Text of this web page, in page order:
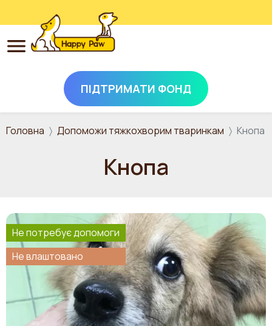
Перейти до основного вмісту
ПІДТРИМАТИ ФОНД
Головна Допоможи тяжкохворим тваринкам Кнопа
Кнопа
Не потребує допомоги
Не влаштовано